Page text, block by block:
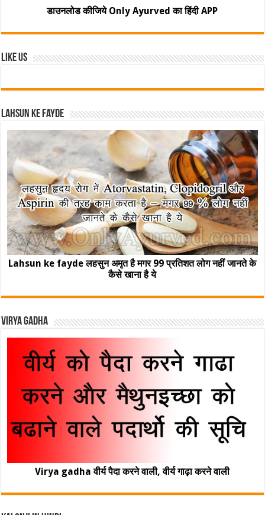
डाउनलोड कीजिये Only Ayurved का हिंदी APP
Like Us
Lahsun ke fayde
Lahsun ke fayde लहसुन अमृत है मगर 99 प्रतिशत लोग नहीं जानते के
कैसे खाना है ये
Virya Gadha
Virya gadha वीर्य पैदा करने वाली, वीर्य गाढ़ा करने वाली